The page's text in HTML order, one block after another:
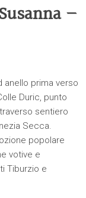
–
anello prima verso
Duric, punto
sentiero
Secca.
popolare
votive e
Tiburzio e